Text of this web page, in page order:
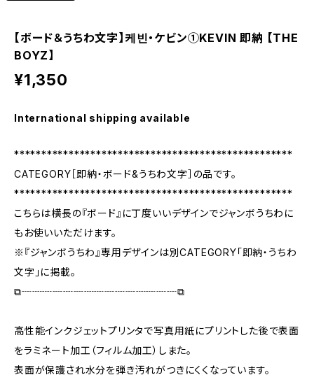
【ボード＆うちわ文字】케빈・ケビン①KEVIN 即納 【THE
BOYZ】
¥1,350
International shipping available
***************************************************
CATEGORY［即納・ボード&うちわ文字］の品です。
***************************************************
こちらは横長の『ボード』に丁度いいデザインでジャンボうちわに
もお使いいただけます。
※『ジャンボうちわ』専用デザインは別CATEGORY「即納・うちわ
文字」に掲載。
⧉┈┈┈┈┈┈┈┈┈┈┈┈┈┈┈⧉
高性能インクジェットプリンタで写真用紙にプリントした後で表面
をラミネート加工（フィルム加工）しまた。
表面が保護され水分を弾き汚れがつきにくくなっています。